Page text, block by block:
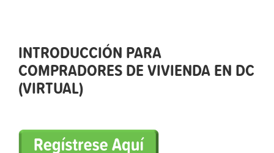
INTRODUCCIÓN PARA
COMPRADORES DE VIVIENDA EN DC
(VIRTUAL)